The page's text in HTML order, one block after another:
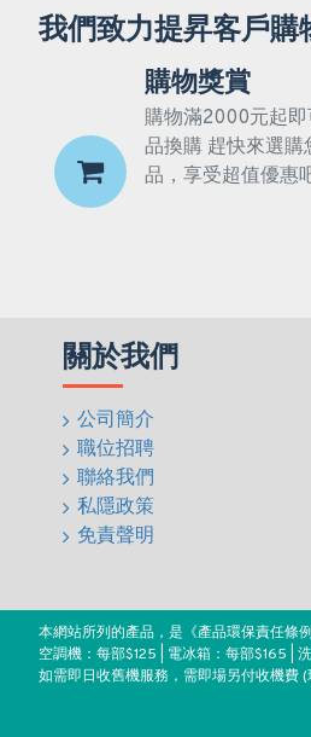
我們致力提昇客戶購
購物獎賞
購物滿2000元起
品換購 趕快來選購
品，享受超值優惠
關於我們
公司簡介
職位招聘
聯絡我們
私隱政策
免責聲明
本網站所列的產品，是《產品環保責任條
空調機：每部$125 | 電冰箱：每部$165 |
如需即日收舊機服務，需即場另付收機費 (